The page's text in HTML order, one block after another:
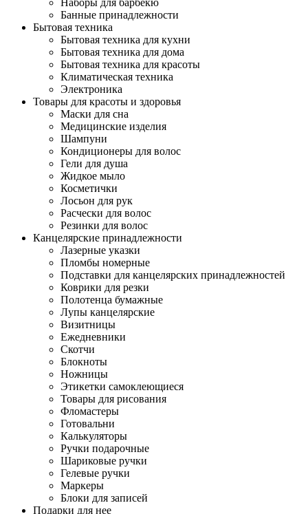
Наборы для барбекю
Банные принадлежности
Бытовая техника
Бытовая техника для кухни
Бытовая техника для дома
Бытовая техника для красоты
Климатическая техника
Электроника
Товары для красоты и здоровья
Маски для сна
Медицинские изделия
Шампуни
Кондиционеры для волос
Гели для душа
Жидкое мыло
Косметички
Лосьон для рук
Расчески для волос
Резинки для волос
Канцелярские принадлежности
Лазерные указки
Пломбы номерные
Подставки для канцелярских принадлежностей
Коврики для резки
Полотенца бумажные
Лупы канцелярские
Визитницы
Ежедневники
Скотчи
Блокноты
Ножницы
Этикетки самоклеющиеся
Товары для рисования
Фломастеры
Готовальни
Калькуляторы
Ручки подарочные
Шариковые ручки
Гелевые ручки
Маркеры
Блоки для записей
Подарки для нее